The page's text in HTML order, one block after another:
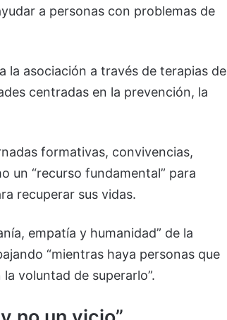
a personas con problemas de
la asociación a través de terapias de
centradas en la prevención, la
formativas, convivencias,
un “recurso fundamental” para
recuperar sus vidas.
empatía y humanidad” de la
“mientras haya personas que
voluntad de superarlo”.